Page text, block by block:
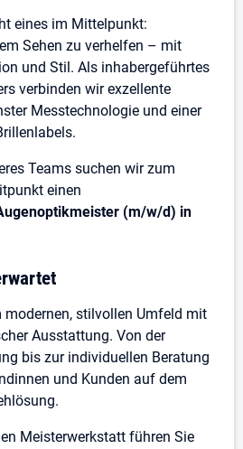
eines im Mittelpunkt:
Sehen zu verhelfen – mit
und Stil. Als inhabergeführtes
verbinden wir exzellente
Messtechnologie und einer
Teams suchen wir zum
einen
(m/w/d) in
modernen, stilvollen Umfeld mit
Ausstattung. Von der
bis zur individuellen Beratung
und Kunden auf dem
Meisterwerkstatt führen Sie